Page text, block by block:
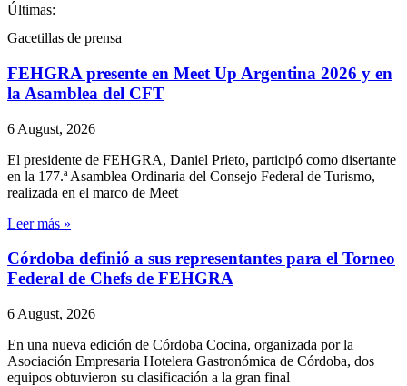
Últimas:
Gacetillas de prensa
FEHGRA presente en Meet Up Argentina 2026 y en
la Asamblea del CFT
6 August, 2026
El presidente de FEHGRA, Daniel Prieto, participó como disertante
en la 177.ª Asamblea Ordinaria del Consejo Federal de Turismo,
realizada en el marco de Meet
Leer más »
Córdoba definió a sus representantes para el Torneo
Federal de Chefs de FEHGRA
6 August, 2026
En una nueva edición de Córdoba Cocina, organizada por la
Asociación Empresaria Hotelera Gastronómica de Córdoba, dos
equipos obtuvieron su clasificación a la gran final